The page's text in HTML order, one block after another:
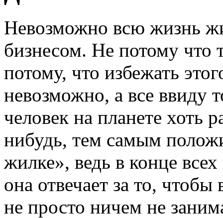
Невозможно всю жизнь
бизнесом. Не потому что
потому, что избежать
невозможно, а все ввиду
человек на планете хоть
нибудь, тем самым
жилке», ведь в конце
она отвечает за то,
не просто ничем не